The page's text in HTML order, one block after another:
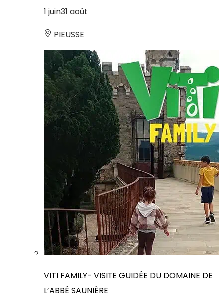
1 juin31 août
PIEUSSE
VITI FAMILY- VISITE GUIDÉE DU DOMAINE DE
L’ABBÉ SAUNIÈRE